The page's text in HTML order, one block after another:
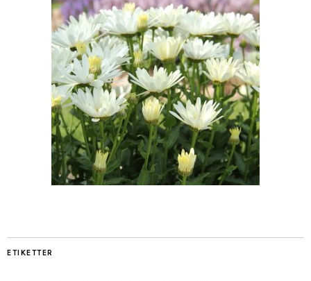
ETIKETTER